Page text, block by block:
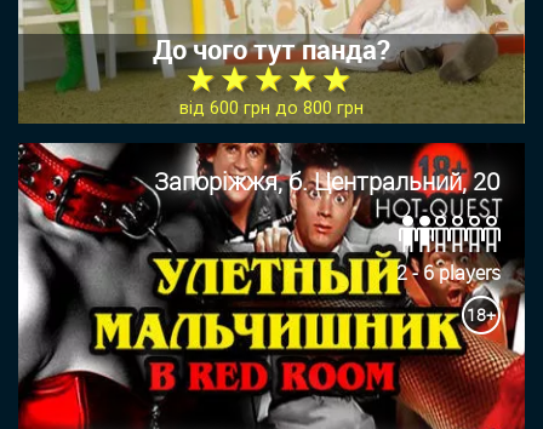
До чого тут панда?
★ ★ ★ ★ ★
від 600 грн до 800 грн
Запоріжжя, б. Центральний, 20
2 - 6 players
18+